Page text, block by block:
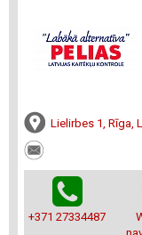
Lielirbes 1, Rīga,
+371 27334487